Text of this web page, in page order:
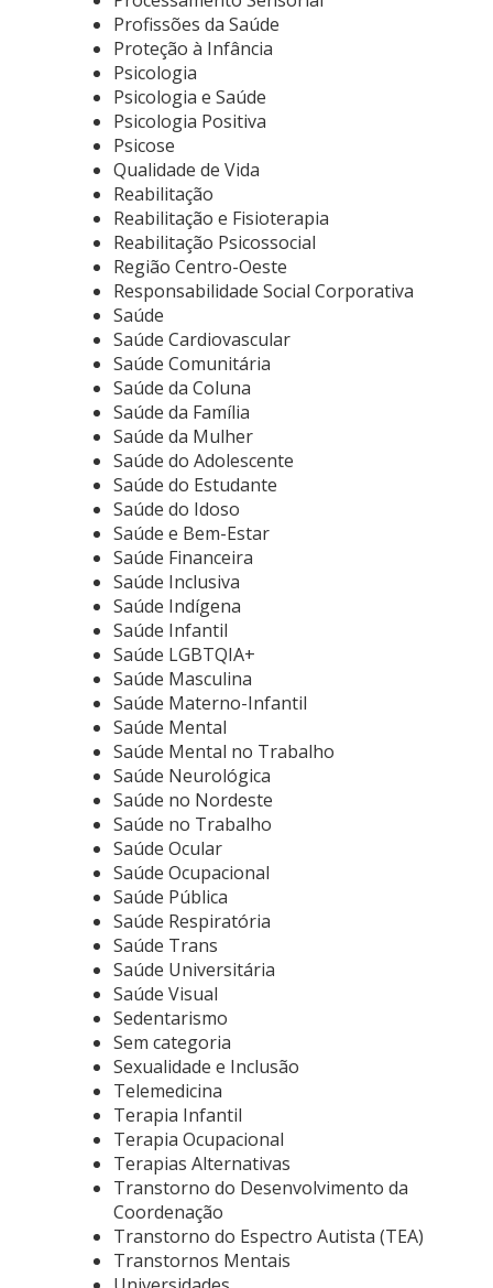
Profissões da Saúde
Proteção à Infância
Psicologia
Psicologia e Saúde
Psicologia Positiva
Psicose
Qualidade de Vida
Reabilitação
Reabilitação e Fisioterapia
Reabilitação Psicossocial
Região Centro-Oeste
Responsabilidade Social Corporativa
Saúde
Saúde Cardiovascular
Saúde Comunitária
Saúde da Coluna
Saúde da Família
Saúde da Mulher
Saúde do Adolescente
Saúde do Estudante
Saúde do Idoso
Saúde e Bem-Estar
Saúde Financeira
Saúde Inclusiva
Saúde Indígena
Saúde Infantil
Saúde LGBTQIA+
Saúde Masculina
Saúde Materno-Infantil
Saúde Mental
Saúde Mental no Trabalho
Saúde Neurológica
Saúde no Nordeste
Saúde no Trabalho
Saúde Ocular
Saúde Ocupacional
Saúde Pública
Saúde Respiratória
Saúde Trans
Saúde Universitária
Saúde Visual
Sedentarismo
Sem categoria
Sexualidade e Inclusão
Telemedicina
Terapia Infantil
Terapia Ocupacional
Terapias Alternativas
Transtorno do Desenvolvimento da
Coordenação
Transtorno do Espectro Autista (TEA)
Transtornos Mentais